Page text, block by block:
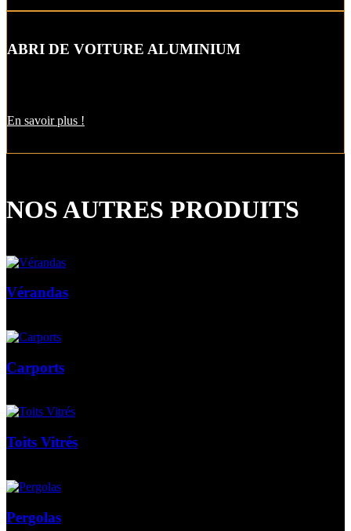
ABRI DE VOITURE ALUMINIUM
En savoir plus !
NOS AUTRES PRODUITS
Vérandas
Carports
Toits Vitrés
Pergolas